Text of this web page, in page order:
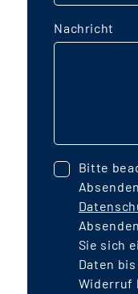
Nachricht
Bitte
Sie sich
Daten
Widerruf